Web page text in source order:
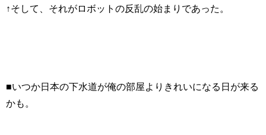
↑そして、それがロボットの反乱の始まりであった。
■いつか日本の下水道が俺の部屋よりきれいになる日が来る
かも。